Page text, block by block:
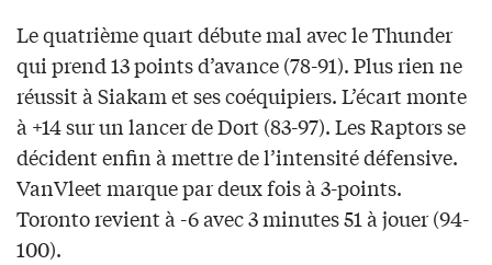
Le quatrième quart débute mal avec le Thunder
qui prend 13 points d’avance (78-91). Plus rien ne
réussit à Siakam et ses coéquipiers. L’écart monte
à +14 sur un lancer de Dort (83-97). Les Raptors se
décident enfin à mettre de l’intensité défensive.
VanVleet marque par deux fois à 3-points.
Toronto revient à -6 avec 3 minutes 51 à jouer (94-
100).